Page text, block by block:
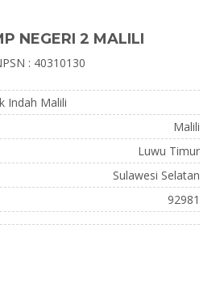
NEGERI 2 MALILI
: 40310130
Indah Malili
Malili
Luwu Timur
Sulawesi Selatan
92981